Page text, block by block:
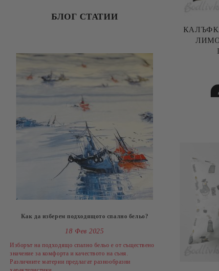
БЛОГ СТАТИИ
Как да изберем пoдходящото спално бельо?
18 Фев 2025
Изборът на подходящо спално бельо е от съществено
значение за комфорта и качеството на съня.
Различните материи предлагат разнообразни